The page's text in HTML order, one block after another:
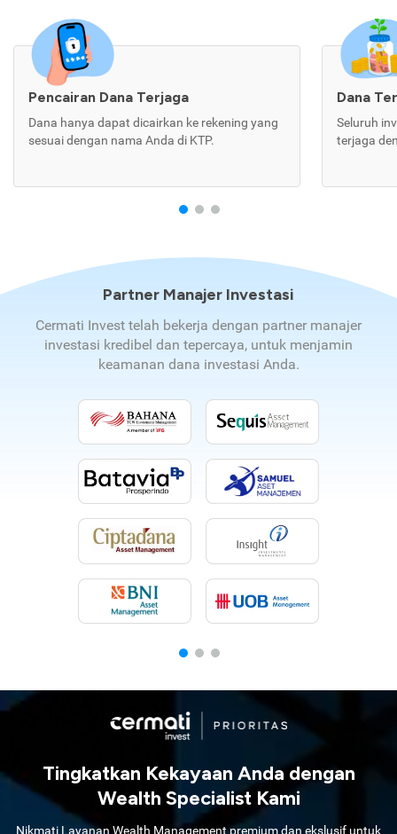
Pencairan Dana Terjaga
Dana hanya dapat dicairkan ke rekening yang
sesuai dengan nama Anda di KTP.
Dana
Seluruh
terjaga
Partner Manajer Investasi
Cermati Invest telah bekerja dengan partner manajer
investasi kredibel dan tepercaya, untuk menjamin
keamanan dana investasi Anda.
Tingkatkan Kekayaan Anda dengan
Wealth Specialist Kami
Nikmati Layanan Wealth Management premium dan ekslusif untuk